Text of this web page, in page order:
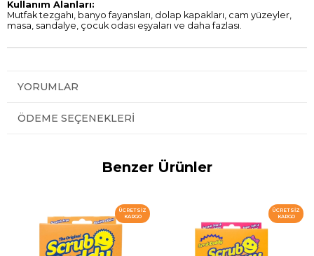
Kullanım Alanları:
Mutfak tezgahı, banyo fayansları, dolap kapakları, cam yüzeyler,
masa, sandalye, çocuk odası eşyaları ve daha fazlası.
YORUMLAR
ÖDEME SEÇENEKLERI
Benzer Ürünler
ÜCRETSIZ
KARGO
ÜCRETSIZ
KARGO